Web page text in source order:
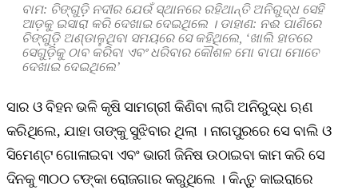
ବାମ: ଚିଙ୍ଗୁଡ଼ି ନଦୀର ଯେଉଁ ସ୍ଥାନରେ ରହିଥାନ୍ତି ଅନିରୁଦ୍ଧ ସେହି
ଆଡ଼କୁ ଇସାରା କରି ଦେଖାଇ ଦେଇଥିଲେ । ଡାହାଣ: ନଈ ପାଣିରେ
ଚିଙ୍ଗୁଡ଼ି ଅଣ୍ଡାଳୁଥିବା ସମୟରେ ସେ କହିଥିଲେ, ‘ଖାଲି ହାତରେ
ସେଗୁଡ଼ିକୁ ଠାବ କରିବା ଏବଂ ଧରିବାର କୌଶଳ ମୋ ବାପା ମୋତେ
ଦେଖାଇ ଦେଇଥିଲେ’
ସାର ଓ ବିହନ ଭଳି କୃଷି ସାମଗ୍ରୀ କିଣିବା ଲାଗି ଅନିରୁଦ୍ଧ ଋଣ
କରିଥିଲେ, ଯାହା ତାଙ୍କୁ ସୁଝିବାର ଥିଲା । ନାଗପୁରରେ ସେ ବାଲି ଓ
ସିମେଣ୍ଟ ଗୋଳାଇବା ଏବଂ ଭାରୀ ଜିନିଷ ଉଠାଇବା କାମ କରି ସେ
ଦିନକୁ ୩୦୦ ଟଙ୍କା ରୋଜଗାର କରୁଥିଲେ । କିନ୍ତୁ କାଇରାରେ